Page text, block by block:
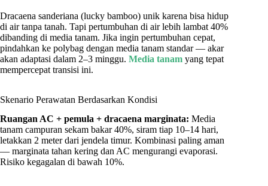
Dracaena sanderiana (lucky bamboo) unik karena bisa hidup
di air tanpa tanah. Tapi pertumbuhan di air lebih lambat 40%
dibanding di media tanam. Jika ingin pertumbuhan cepat,
pindahkan ke polybag dengan media tanam standar — akar
akan adaptasi dalam 2–3 minggu. Media tanam yang tepat
mempercepat transisi ini.
Skenario Perawatan Berdasarkan Kondisi
Ruangan AC + pemula + dracaena marginata: Media
tanam campuran sekam bakar 40%, siram tiap 10–14 hari,
letakkan 2 meter dari jendela timur. Kombinasi paling aman
— marginata tahan kering dan AC mengurangi evaporasi.
Risiko kegagalan di bawah 10%.